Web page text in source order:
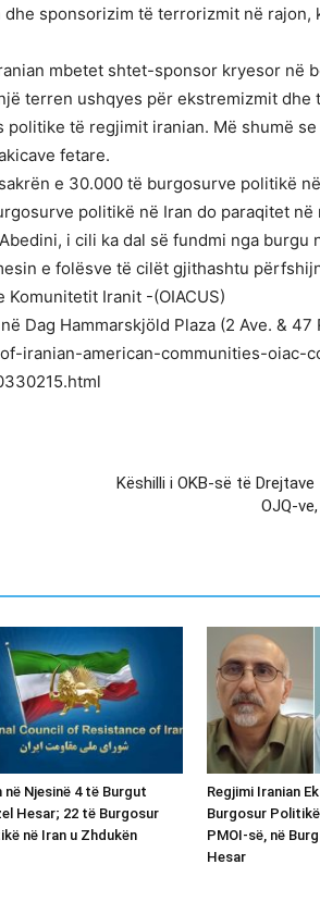
sponsorizim të terrorizmit në
mbetet shtet-sponsor kryesor në
terren ushqyes për ekstremizmit dhe
të regjimit iranian. Më shumë
fetare.
e 30.000 të burgosurve politikë
politikë në Iran do paraqitet në
i cili ka dal së fundmi nga burgu
e folësve të cilët gjithashtu
Iranit -(OIACUS)
Dag Hammarskjöld Plaza (2 Ave. &
iranian-american-communities-
Këshilli i OKB-së të
OJQ-
në Njesinë 4 të Burgut
Hesar; 22 të Burgosur
në Iran u Zhdukën
Regjimi Iranian
Burgosur
PMOI-së, në
Hesar